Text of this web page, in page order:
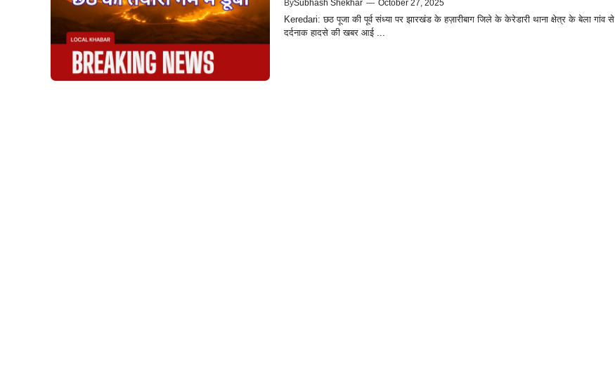
BySubhash Shekhar — October 27, 2025
Keredari: छठ पूजा की पूर्व संध्या पर झारखंड के हज़ारीबाग जिले के केरेडारी थाना क्षेत्र के बेला गांव से
दर्दनाक हादसे की खबर आई ...